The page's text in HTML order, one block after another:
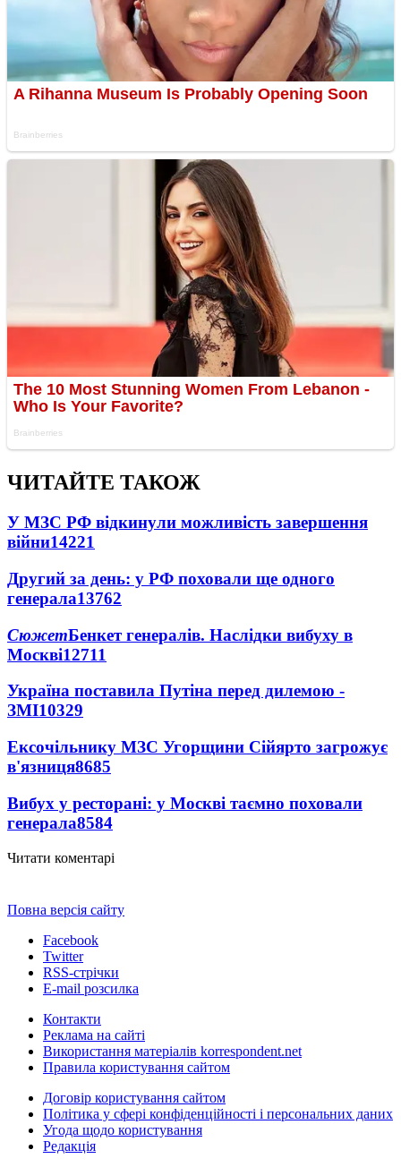
ЧИТАЙТЕ ТАКОЖ
У МЗС РФ відкинули можливість завершення
війни14221
Другий за день: у РФ поховали ще одного
генерала13762
СюжетБенкет генералів. Наслідки вибуху в
Москві12711
Україна поставила Путіна перед дилемою -
ЗМІ10329
Ексочільнику МЗС Угорщини Сійярто загрожує
в'язниця8685
Вибух у ресторані: у Москві таємно поховали
генерала8584
Читати коментарі
Повна версія сайту
Facebook
Twitter
RSS-стрічки
E-mail розсилка
Контакти
Реклама на сайті
Використання матеріалів korrespondent.net
Правила користування сайтом
Договір користування сайтом
Політика у сфері конфіденційності і персональних даних
Угода щодо користування
Редакція